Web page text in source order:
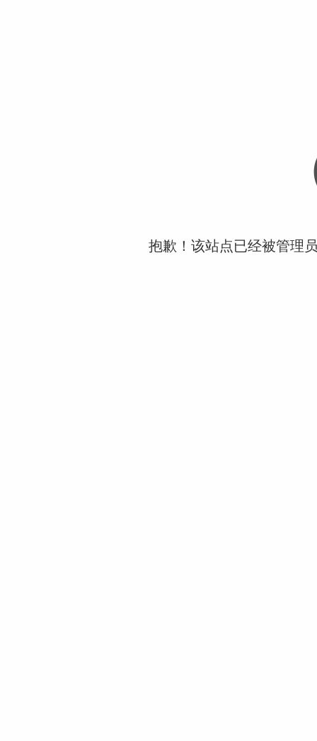
抱歉！该站点已经被管理